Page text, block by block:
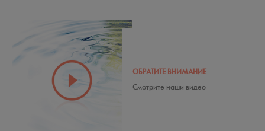
ОБРАТИТЕ ВНИМАНИЕ
Смотрите наши видео